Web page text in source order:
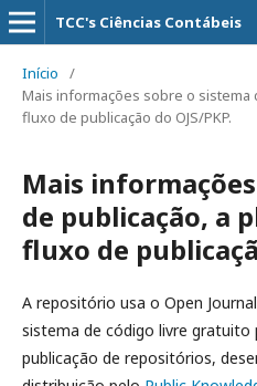
TCC's Ciências Contábeis
Início
/
Mais informações sobre o sistema
fluxo de publicação do OJS/PKP.
Mais
de publicação, a
fluxo de
A repositório usa o Open
sistema de código livre gratuito
publicação de repositórios,